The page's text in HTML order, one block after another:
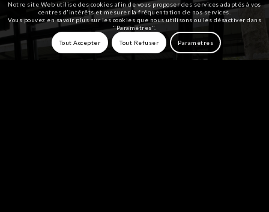
Notre site Web utilise des cookies afin de vous proposer des services adaptés à vos
centres d'intérêts et mesurer la fréquentation de nos services.
Vous pouvez en savoir plus sur les cookies que nous utilisons ou les désactiver dans
"Paramètres".
Tout Accepter Tout Refuser Paramètres